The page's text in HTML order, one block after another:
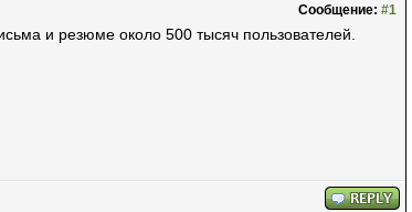
Сообщение: #1
и резюме около 500 тысяч пользователей.